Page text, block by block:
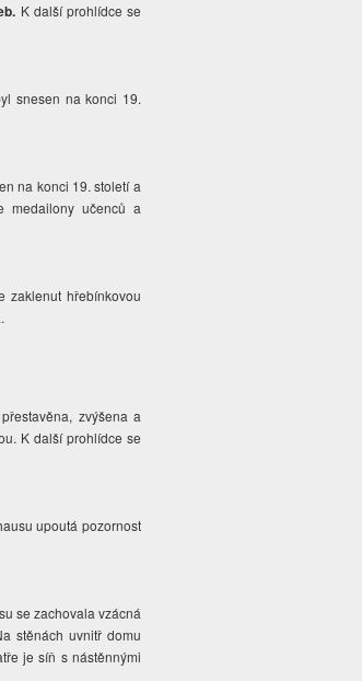
K další prohlídce se
snesen na konci 19.
na konci 19. století a
medailony učenců a
zaklenut hřebínkovou
zvýšena a
K další prohlídce se
upoutá pozornost
se zachovala vzácná
stěnách uvnitř domu
je síň s nástěnnými